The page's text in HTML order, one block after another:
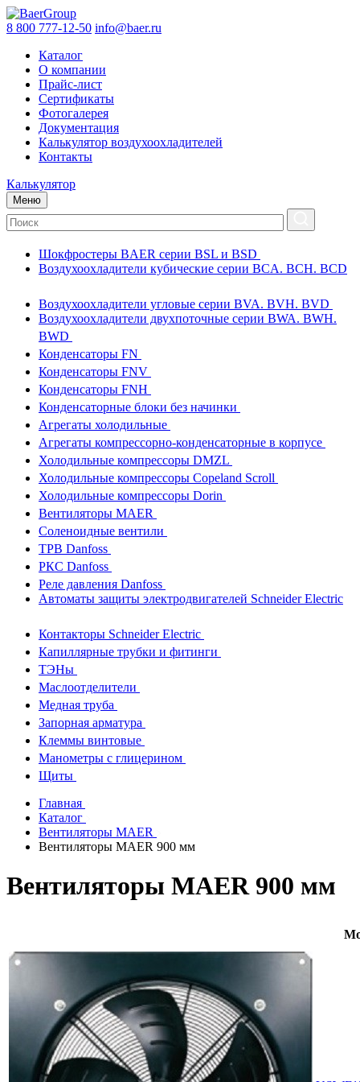
8 800 777-12-50 info@baer.ru
Каталог
О компании
Прайс-лист
Сертификаты
Фотогалерея
Документация
Калькулятор воздухоохладителей
Контакты
Калькулятор
Меню
Шокфростеры BAER серии BSL и BSD
Воздухоохладители кубические серии BCA. BCH. BCD
Воздухоохладители угловые серии BVA. BVH. BVD
Воздухоохладители двухпоточные серии BWA. BWH.
BWD
Конденсаторы FN
Конденсаторы FNV
Конденсаторы FNH
Конденсаторные блоки без начинки
Агрегаты холодильные
Агрегаты компрессорно-конденсаторные в корпусе
Холодильные компрессоры DMZL
Холодильные компрессоры Copeland Scroll
Холодильные компрессоры Dorin
Вентиляторы MAER
Соленоидные вентили
ТРВ Danfoss
РКС Danfoss
Реле давления Danfoss
Автоматы защиты электродвигателей Schneider Electric
Контакторы Schneider Electric
Капиллярные трубки и фитинги
ТЭНы
Маслоотделители
Медная труба
Запорная арматура
Клеммы винтовые
Манометры с глицерином
Щиты
Главная
Каталог
Вентиляторы MAER
Вентиляторы MAER 900 мм
Вентиляторы MAER 900 мм